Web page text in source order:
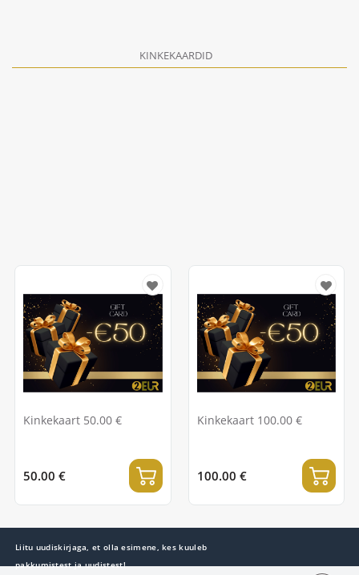
KINKEKAARDID
Kinkekaart 50.00 €
50.00 €
Kinkekaart 100.00 €
100.00 €
Liitu uudiskirjaga, et olla esimene, kes kuuleb
pakkumistest ja uudistest!